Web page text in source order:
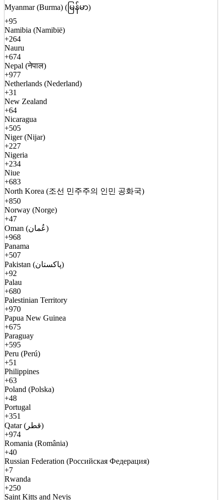
Myanmar (Burma) (မြန်မာ)
+95
Namibia (Namibië)
+264
Nauru
+674
Nepal (नेपाल)
+977
Netherlands (Nederland)
+31
New Zealand
+64
Nicaragua
+505
Niger (Nijar)
+227
Nigeria
+234
Niue
+683
North Korea (조선 민주주의 인민 공화국)
+850
Norway (Norge)
+47
Oman (عُمان)
+968
Panama
+507
Pakistan (پاکستان)
+92
Palau
+680
Palestinian Territory
+970
Papua New Guinea
+675
Paraguay
+595
Peru (Perú)
+51
Philippines
+63
Poland (Polska)
+48
Portugal
+351
Qatar (قطر)
+974
Romania (România)
+40
Russian Federation (Российская Федерация)
+7
Rwanda
+250
Saint Kitts and Nevis